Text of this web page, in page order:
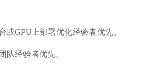
或GPU上部署优化经验者优先。
队经验者优先。